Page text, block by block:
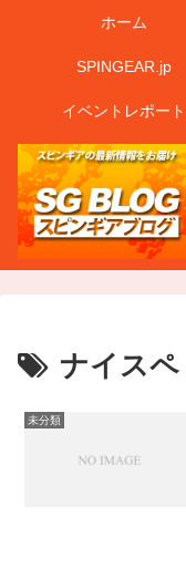
ホーム
SPINGEAR.jp
イベントレポート
ナイスペ
未分類